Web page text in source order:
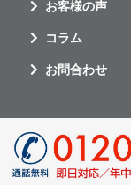
お客様の声
コラム
お問合わせ